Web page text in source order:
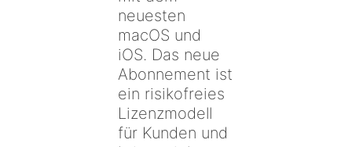
neuesten
macOS und
iOS. Das neue
Abonnement ist
ein risikofreies
Lizenzmodell
für Kunden und